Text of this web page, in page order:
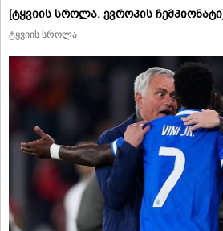
[ტყვიის სროლა. ევროპის
ტყვიის სროლა